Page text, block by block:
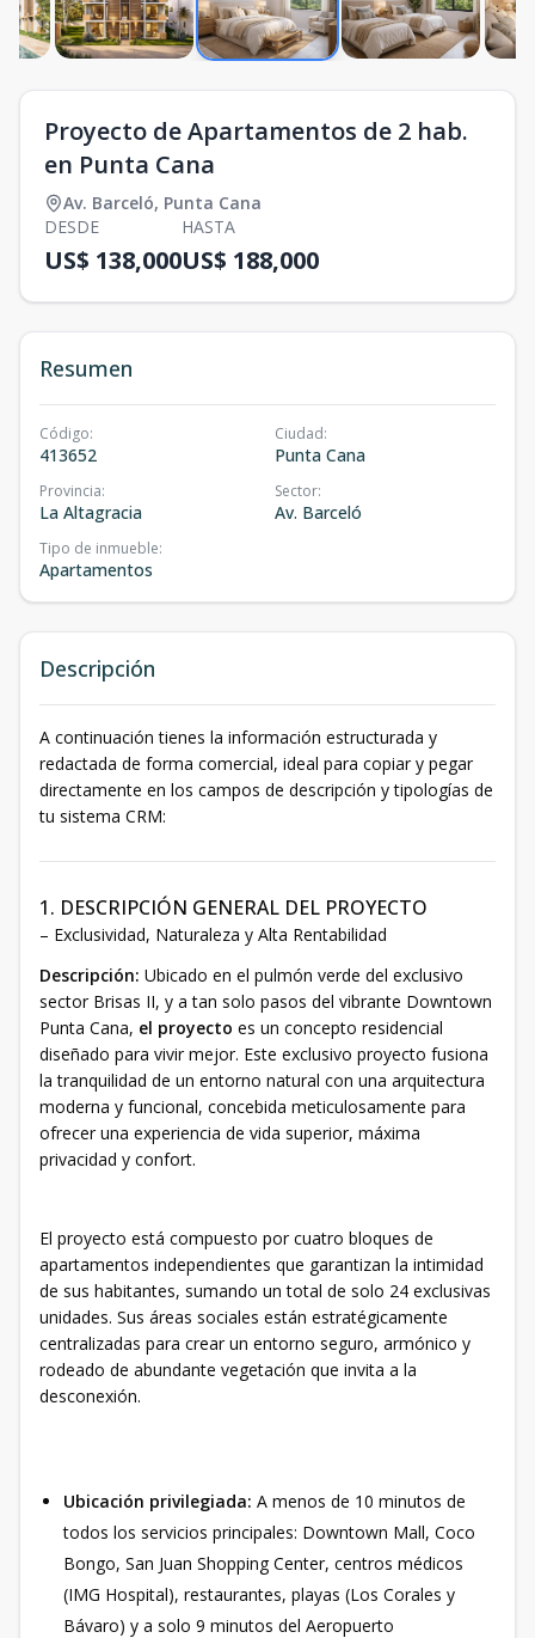
Proyecto de Apartamentos de 2 hab.
en Punta Cana
Av. Barceló, Punta Cana
DESDE
US$ 138,000
HASTA
US$ 188,000
Resumen
Código:
413652
Ciudad:
Punta Cana
Provincia:
La Altagracia
Sector:
Av. Barceló
Tipo de inmueble:
Apartamentos
Descripción
A continuación tienes la información estructurada y
redactada de forma comercial, ideal para copiar y pegar
directamente en los campos de descripción y tipologías de
tu sistema CRM:
1. DESCRIPCIÓN GENERAL DEL PROYECTO
– Exclusividad, Naturaleza y Alta Rentabilidad
Descripción: Ubicado en el pulmón verde del exclusivo
sector Brisas II, y a tan solo pasos del vibrante Downtown
Punta Cana, el proyecto es un concepto residencial
diseñado para vivir mejor. Este exclusivo proyecto fusiona
la tranquilidad de un entorno natural con una arquitectura
moderna y funcional, concebida meticulosamente para
ofrecer una experiencia de vida superior, máxima
privacidad y confort.
El proyecto está compuesto por cuatro bloques de
apartamentos independientes que garantizan la intimidad
de sus habitantes, sumando un total de solo 24 exclusivas
unidades. Sus áreas sociales están estratégicamente
centralizadas para crear un entorno seguro, armónico y
rodeado de abundante vegetación que invita a la
desconexión.
Ubicación privilegiada: A menos de 10 minutos de
todos los servicios principales: Downtown Mall, Coco
Bongo, San Juan Shopping Center, centros médicos
(IMG Hospital), restaurantes, playas (Los Corales y
Bávaro) y a solo 9 minutos del Aeropuerto